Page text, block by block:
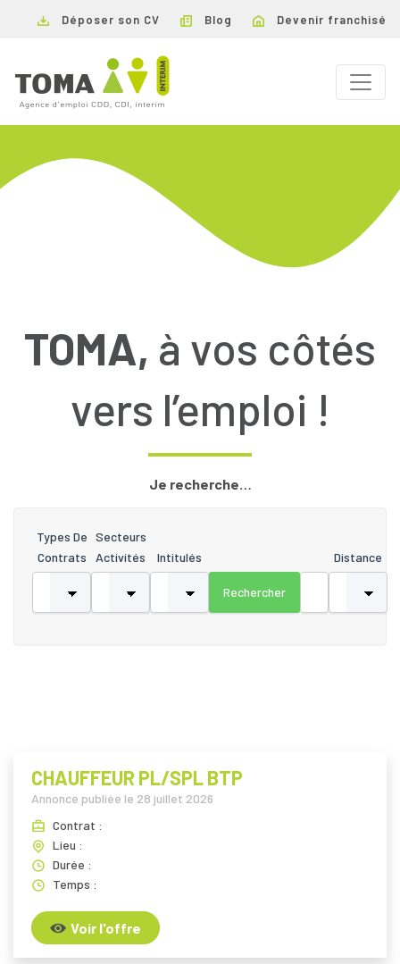
Déposer son CV Blog Devenir franchisé
TOMA, à vos côtés
vers l’emploi !
Je recherche…
Distance
Types De
Contrats
Secteurs
Activités
Intitulés
CHAUFFEUR PL/SPL BTP
Annonce publiée le 28 juillet 2026
Contrat :
Lieu :
Durée :
Temps :
Voir l'offre